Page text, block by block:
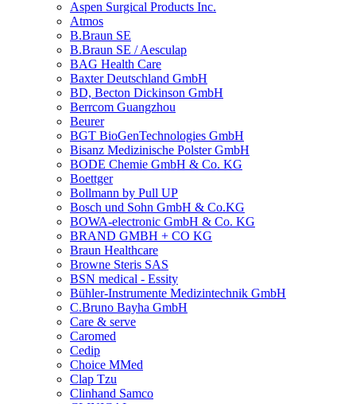
Aspen Surgical Products Inc.
Atmos
B.Braun SE
B.Braun SE / Aesculap
BAG Health Care
Baxter Deutschland GmbH
BD, Becton Dickinson GmbH
Berrcom Guangzhou
Beurer
BGT BioGenTechnologies GmbH
Bisanz Medizinische Polster GmbH
BODE Chemie GmbH & Co. KG
Boettger
Bollmann by Pull UP
Bosch und Sohn GmbH & Co.KG
BOWA-electronic GmbH & Co. KG
BRAND GMBH + CO KG
Braun Healthcare
Browne Steris SAS
BSN medical - Essity
Bühler-Instrumente Medizintechnik GmbH
C.Bruno Bayha GmbH
Care & serve
Caromed
Cedip
Choice MMed
Clap Tzu
Clinhand Samco